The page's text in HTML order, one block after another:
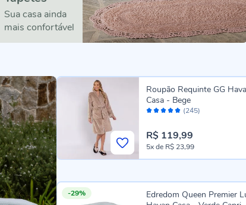
Sua casa ainda
mais confortável
Avaliação: (245)
Roupão Requinte GG
Casa - Bege
R$ 119,99
5xde R$ 23,99
-29%
Edredom Queen Premier